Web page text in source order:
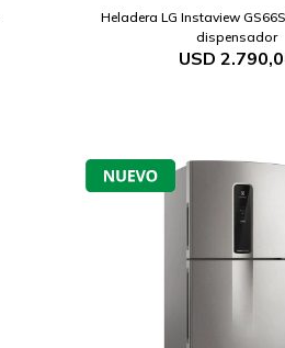
Heladera LG Instaview
dispensador
USD